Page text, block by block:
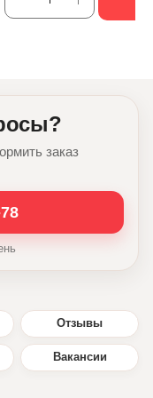
заказ
Отзывы
Вакансии